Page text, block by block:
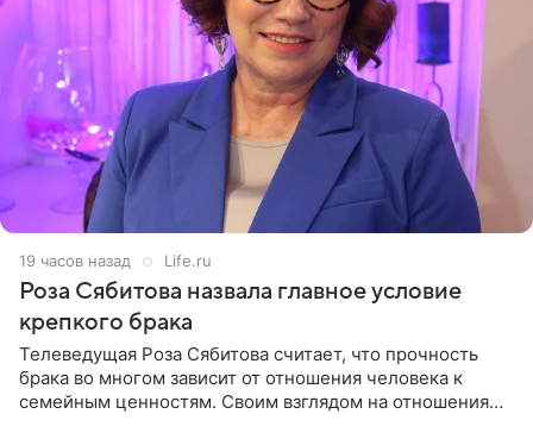
19 часов назад Life.ru
Роза Сябитова назвала главное условие
крепкого брака
Телеведущая Роза Сябитова считает, что прочность
брака во многом зависит от отношения человека к
семейным ценностям. Своим взглядом на отношения